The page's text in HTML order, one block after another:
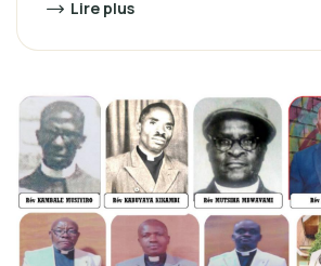
Lire plus